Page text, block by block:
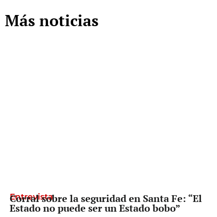
Más noticias
Entrevista
Corral sobre la seguridad en Santa Fe: “El
Estado no puede ser un Estado bobo”